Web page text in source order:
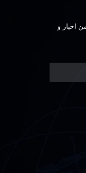
اخبار و